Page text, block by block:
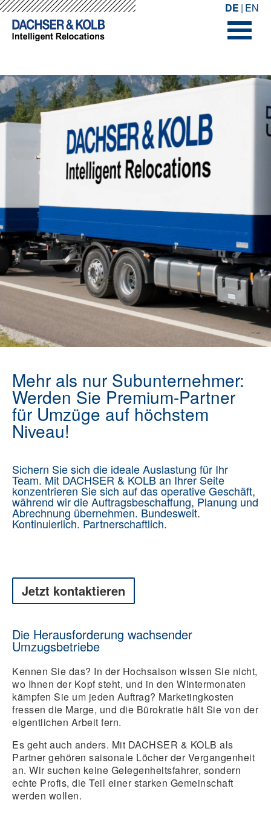
-->--> DE EN
Mehr als nur Subunternehmer:
Werden Sie Premium-Partner
für Umzüge auf höchstem
Niveau!
Sichern Sie sich die ideale Auslastung für Ihr
Team. Mit DACHSER & KOLB an Ihrer Seite
konzentrieren Sie sich auf das operative Geschäft,
während wir die Auftragsbeschaffung, Planung und
Abrechnung übernehmen. Bundesweit.
Kontinuierlich. Partnerschaftlich.
Jetzt kontaktieren
Die Herausforderung wachsender
Umzugsbetriebe
Kennen Sie das? In der Hochsaison wissen Sie nicht,
wo Ihnen der Kopf steht, und in den Wintermonaten
kämpfen Sie um jeden Auftrag? Marketingkosten
fressen die Marge, und die Bürokratie hält Sie von der
eigentlichen Arbeit fern.
Es geht auch anders. Mit DACHSER & KOLB als
Partner gehören saisonale Löcher der Vergangenheit
an. Wir suchen keine Gelegenheitsfahrer, sondern
echte Profis, die Teil einer starken Gemeinschaft
werden wollen.